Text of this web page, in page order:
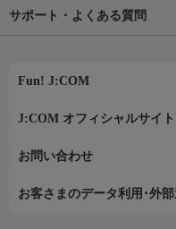
サポート・よくある質問
Fun! J:COM
J:COM オフィシャルサイト
お問い合わせ
お客さまのデータ利用･外